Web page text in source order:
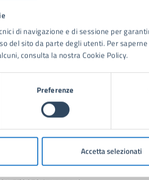
di navigazione e di sessione per
del sito da parte degli utenti. Per
consulta la nostra Cookie Policy.
Preferenze
Accetta selezionati
sarà seguito da una fase di
in presenza di
e delle abilitazioni sono
per richiedere l’abilitazione
Marmi, nella sezione dedicata ai
Comunicazione/
ZONA-CENTRO oppure
H. Moore 1, previo
12.00.
informazioni: